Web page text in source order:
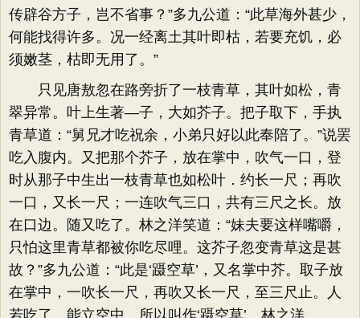
传辟谷方子，岂不省事？”多九公道：“此草海外甚少，
何能找得许多。况一经离土其叶即枯，若要充饥，必
须嫩茎，枯即无用了。”
只见唐敖忽在路旁折了一枝青草，其叶如松，青
翠异常。叶上生著—子，大如芥子。把子取下，手执
青草道：“舅兄才吃祝余，小弟只好以此奉陪了。”说罢
吃入腹内。又把那个芥子，放在掌中，吹气一口，登
时从那子中生出一枝青草也如松叶．约长一尺；再吹
一口，又长一尺；一连吹气三口，共有三尺之长。放
在口边。随又吃了。林之洋笑道：“妹夫要这样嘴嚼，
只怕这里青草都被你吃尽哩。这芥子忽变青草这是甚
故？”多九公道：“此是‘蹑空草’，又名掌中芥。取子放
在掌中，一吹长一尺，再吹又长一尺，至三尺止。人
若吃了，能立空中，所以叫作‘蹑空草’。林之洋